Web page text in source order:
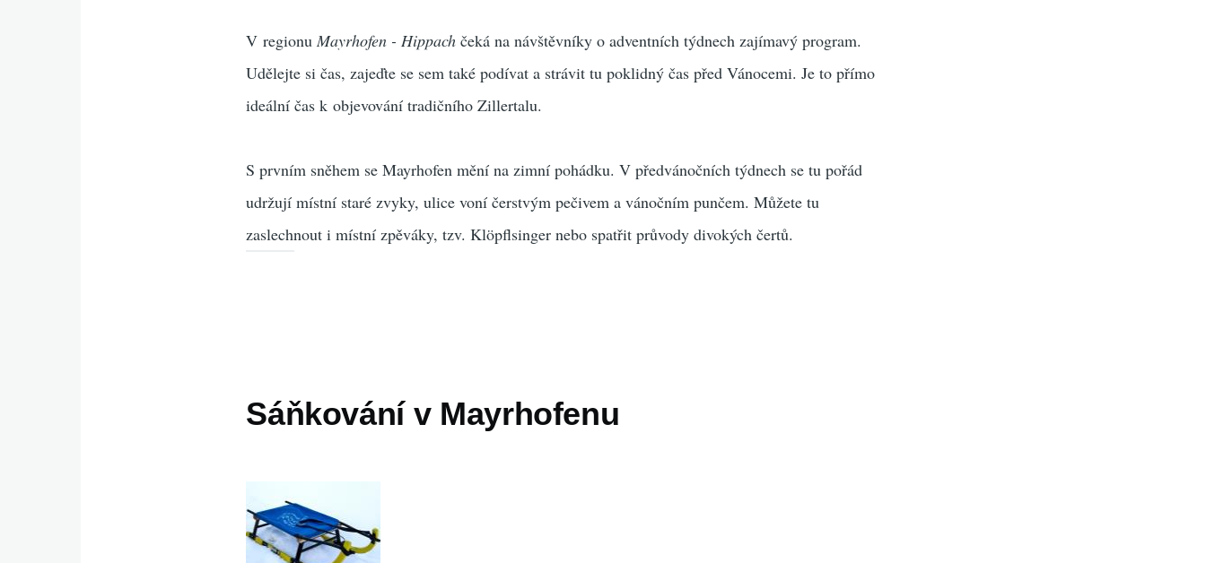
V regionuMayrhofen - Hippach čeká na návštěvníky o adventních týdnech zajímavý program.
Udělejte si čas, zajeďte se sem také podívat a strávit tu poklidný čas před Vánocemi. Je to přímo
ideální čas k objevování tradičního Zillertalu.
S prvním sněhem se Mayrhofen mění na zimní pohádku. V předvánočních týdnech se tu pořád
udržují místní staré zvyky, ulice voní čerstvým pečivem a vánočním punčem. Můžete tu
zaslechnout i místní zpěváky, tzv. Klöpflsinger nebo spatřit průvody divokých čertů.
Sáňkování v Mayrhofenu